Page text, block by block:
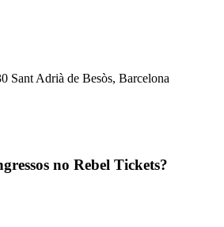
Sant Adrià de Besòs, Barcelona
no Rebel Tickets?